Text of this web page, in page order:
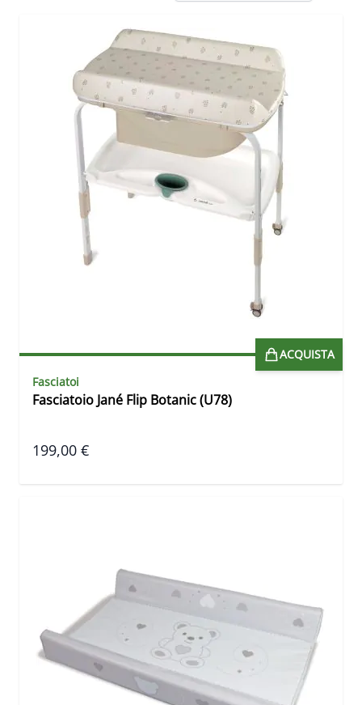
ACQUISTA
Fasciatoi
Fasciatoio Jané Flip Botanic (U78)
199,00 €